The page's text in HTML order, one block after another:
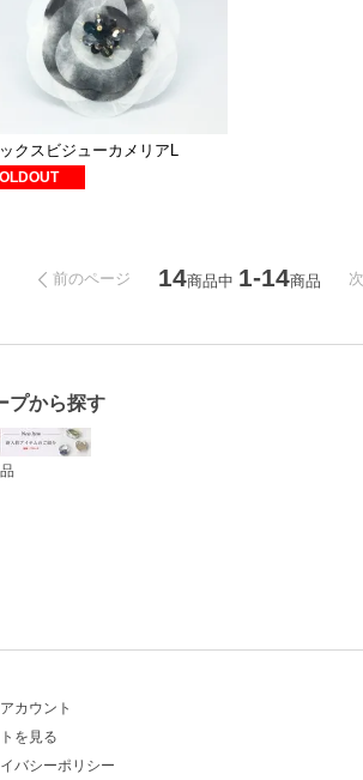
クスビジューカメリアL
前のページ 14商品中 1-14商品
プから探す
カウント
を見る
バシーポリシー